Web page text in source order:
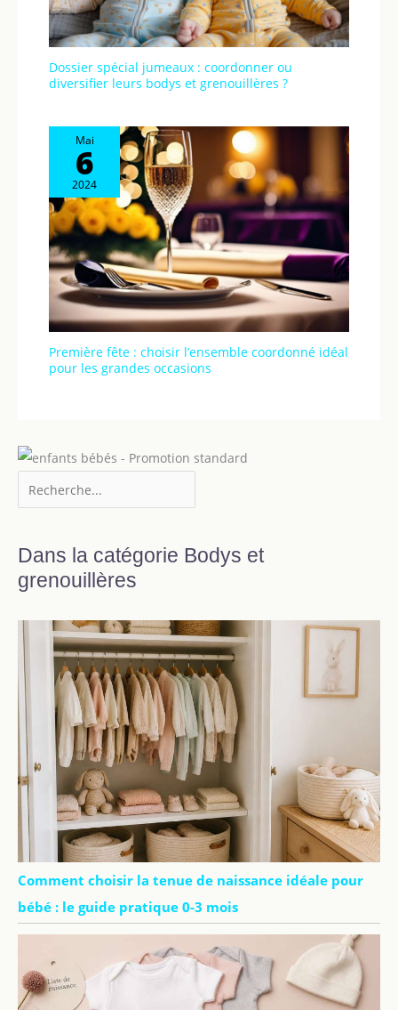
Dossier spécial jumeaux : coordonner ou
diversifier leurs bodys et grenouillères ?
Mai
6
2024
Première fête : choisir l’ensemble coordonné idéal
pour les grandes occasions
Dans la catégorie Bodys et
grenouillères
Comment choisir la tenue de naissance idéale pour
bébé : le guide pratique 0-3 mois